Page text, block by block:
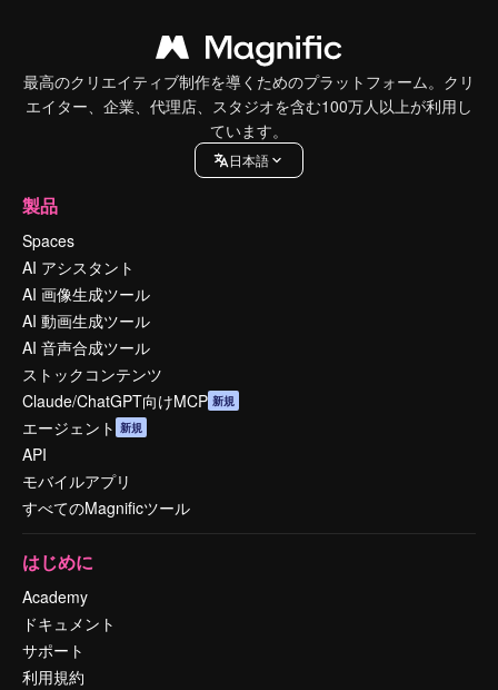
最高のクリエイティブ制作を導くためのプラットフォーム。クリ
エイター、企業、代理店、スタジオを含む100万人以上が利用し
ています。
日本語
製品
Spaces
AI アシスタント
AI 画像生成ツール
AI 動画生成ツール
AI 音声合成ツール
ストックコンテンツ
Claude/ChatGPT向けMCP 新規
エージェント 新規
API
モバイルアプリ
すべてのMagnificツール
はじめに
Academy
ドキュメント
サポート
利用規約